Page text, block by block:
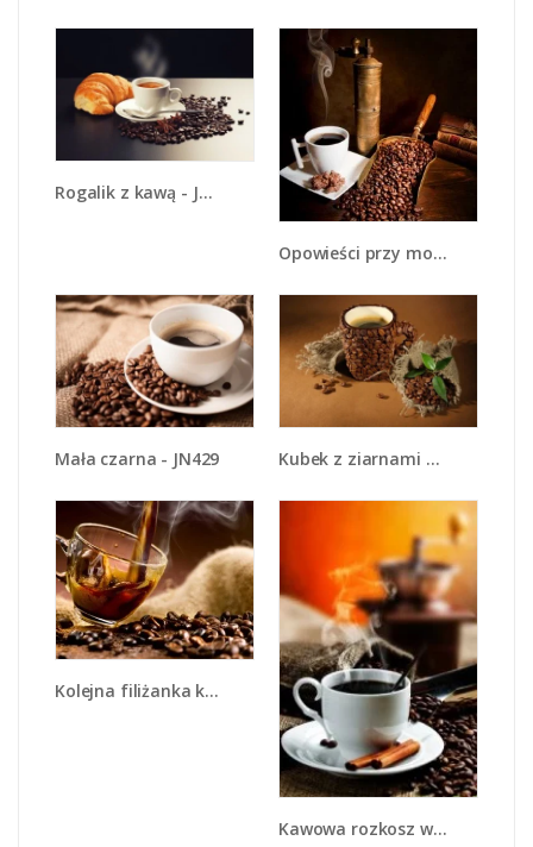
Rogalik z kawą - JN278
Opowieści przy mocnej kawie - JN360
Mała czarna - JN429 Kubek z ziarnami kawy - JN388
Kolejna filiżanka kawy - JN482
Kawowa rozkosz w zaciszu domowym - JN375